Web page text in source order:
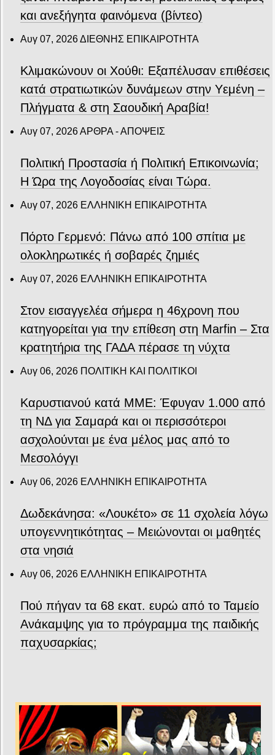
και ανεξήγητα φαινόμενα (βίντεο)
Αυγ 07, 2026ΔΙΕΘΝΗΣ ΕΠΙΚΑΙΡΟΤΗΤΑ
Κλιμακώνουν οι Χούθι: Eξαπέλυσαν επιθέσεις
κατά στρατιωτικών δυνάμεων στην Υεμένη –
Πλήγματα & στη Σαουδική Αραβία!
Αυγ 07, 2026ΑΡΘΡΑ - ΑΠΟΨΕΙΣ
Πολιτική Προστασία ή Πολιτική Επικοινωνία;
Η Ώρα της Λογοδοσίας είναι Τώρα.
Αυγ 07, 2026 ΕΛΛΗΝΙΚΗ ΕΠΙΚΑΙΡΟΤΗΤΑ
Πόρτο Γερμενό: Πάνω από 100 σπίτια με
ολοκληρωτικές ή σοβαρές ζημιές
Αυγ 07, 2026 ΕΛΛΗΝΙΚΗ ΕΠΙΚΑΙΡΟΤΗΤΑ
Στον εισαγγελέα σήμερα η 46χρονη που
κατηγορείται για την επίθεση στη Marfin – Στα
κρατητήρια της ΓΑΔΑ πέρασε τη νύχτα
Αυγ 06, 2026 ΠΟΛΙΤΙΚΗ ΚΑΙ ΠΟΛΙΤΙΚΟΙ
Καρυστιανού κατά ΜΜΕ: Έφυγαν 1.000 από
τη ΝΔ για Σαμαρά και οι περισσότεροι
ασχολούνται με ένα μέλος μας από το
Μεσολόγγι
Αυγ 06, 2026 ΕΛΛΗΝΙΚΗ ΕΠΙΚΑΙΡΟΤΗΤΑ
Δωδεκάνησα: «Λουκέτο» σε 11 σχολεία λόγω
υπογεννητικότητας – Μειώνονται οι μαθητές
στα νησιά
Αυγ 06, 2026 ΕΛΛΗΝΙΚΗ ΕΠΙΚΑΙΡΟΤΗΤΑ
Πού πήγαν τα 68 εκατ. ευρώ από το Ταμείο
Ανάκαμψης για το πρόγραμμα της παιδικής
παχυσαρκίας;